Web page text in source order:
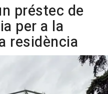
préstec de
per a la
residència